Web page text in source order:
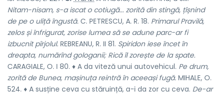
Nitam-nisam, s-a iscat o cotiugă... zorită din stingă, țîșnind
de pe o uliță îngustă. C. PETRESCU, A. R. 18. Primarul Pravilă,
zelos și înfrigurat, zorise lumea să se adune parc-ar fi
izbucnit pîrjolul. REBREANU, R. II 81. Spiridon iese încet în
dreapta, numărînd gologanii; Rică îl zorește de la spate.
CARAGIALE, O. I 80. ♦ A da viteză unui autovehicul. Pe drum,
zorită de Bunea, mașinuța reintră în aceeași fugă. MIHALE, O.
524. ♦ A susține ceva cu stăruință, a-i da zor cu ceva. De-ar